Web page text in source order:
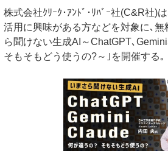
株式会社ｸﾘｰｸ･ｱﾝﾄﾞ･ﾘﾊﾞｰ社(C&R社)
活用に興味がある方などを対象に､無
ら聞けない生成AI～ChatGPT､
そもそもどう使うの?～｣を開催する｡